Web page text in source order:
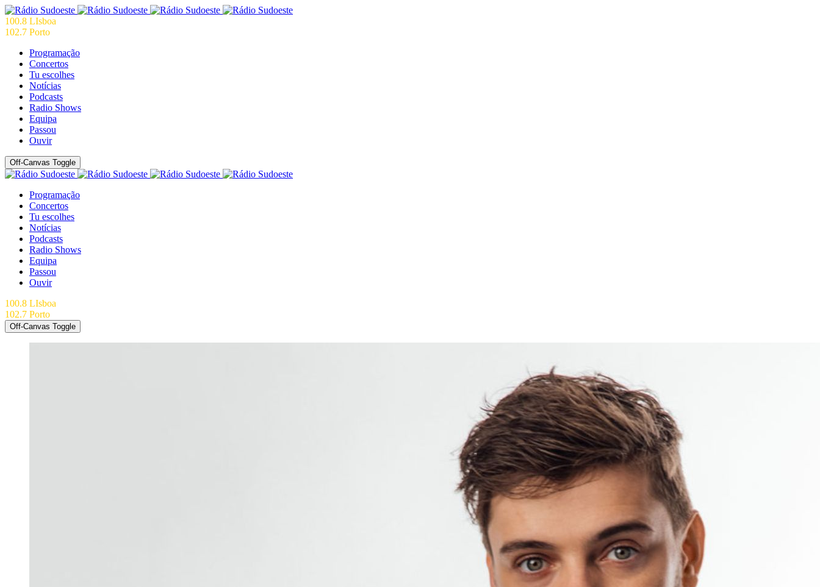
100.8 LIsboa
102.7 Porto
Programação
Concertos
Tu escolhes
Notícias
Podcasts
Radio Shows
Equipa
Passou
Ouvir
Off-Canvas Toggle
Programação
Concertos
Tu escolhes
Notícias
Podcasts
Radio Shows
Equipa
Passou
Ouvir
100.8 LIsboa
102.7 Porto
Off-Canvas Toggle